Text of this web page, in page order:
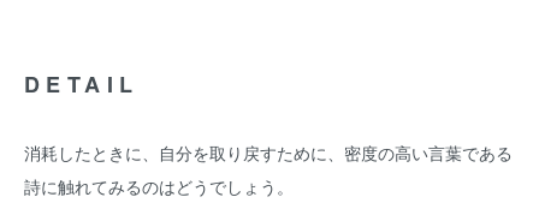
DETAIL
消耗したときに、自分を取り戻すために、密度の高い言葉である
詩に触れてみるのはどうでしょう。